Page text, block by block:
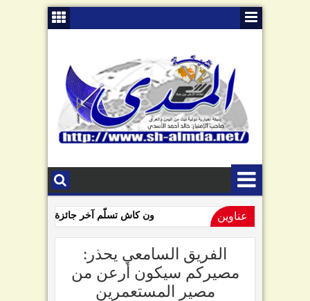
عناوين
ون كاش تسلّم آخر جائزة للفائزين
09:01 AM
الفريق السامعي يحذر:
مصيركم سيكون أرعن من
مصير المستعمرين